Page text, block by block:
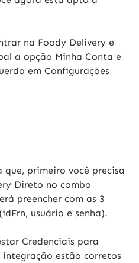
na Foody Delivery e
a opção Minha Conta e
em Configurações
que, primeiro você precisa
Direto no combo
preencher com as 3
usuário e senha).
Credenciais para
estão corretos